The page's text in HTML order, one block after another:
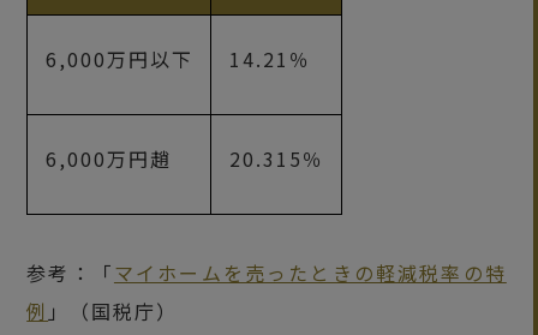
6,000万円以下 14.21％
6,000万円趙 20.315％
参考：「マイホームを売ったときの軽減税率の特
例 」（国税庁）